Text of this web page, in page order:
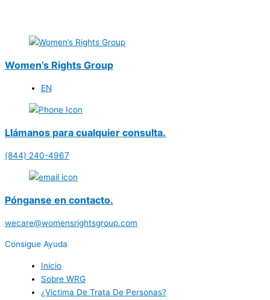
Women’s Rights Group
EN
Llámanos para cualquier consulta.
(844) 240-4967
Pónganse en contacto.
wecare@womensrightsgroup.com
Consigue Ayuda
Inicio
Sobre WRG
¿Victima De Trata De Personas?